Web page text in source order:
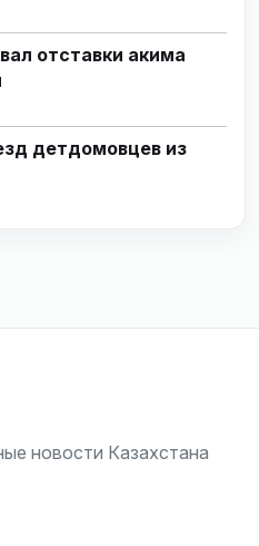
отставки акима
детдомовцев из
новости Казахстана